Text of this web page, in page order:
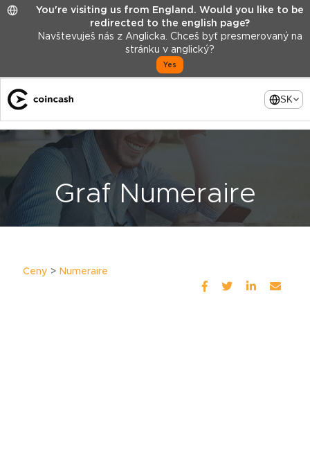
You're visiting us from England. Would you like to be
redirected to the english page?
Navštevuješ nás z Anglicka. Chceš byť presmerovaný na
stránku v anglický?
Yes
SK
Graf Numeraire
Ceny Numeraire